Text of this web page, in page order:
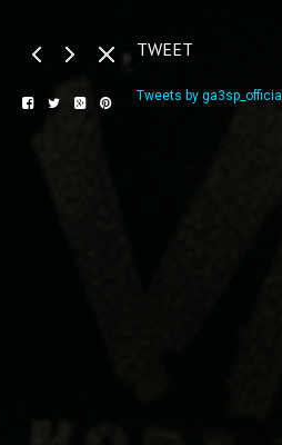
TWEET
Tweets by ga3sp_official